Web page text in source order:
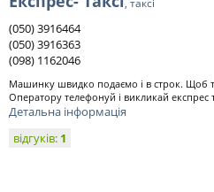
, таксі
(050) 3916464
(050) 3916363
(098) 1162046
Машинку швидко подаємо і в строк. Щоб
Оператору телефонуй і викликай експрес
Детальна інформація
відгуків: 1